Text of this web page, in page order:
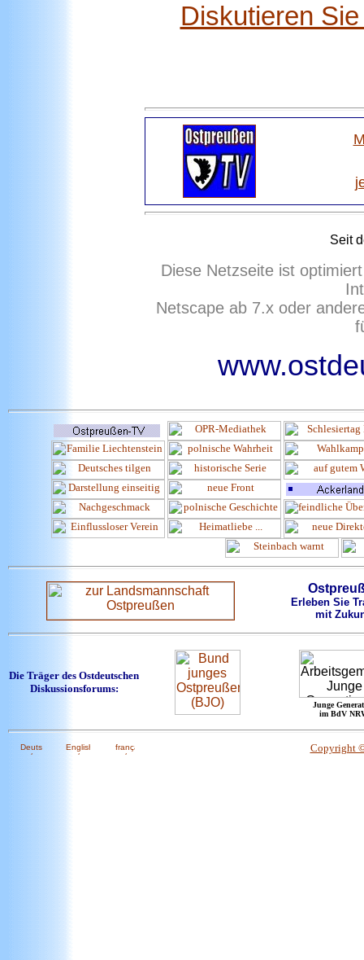
Diskutieren
Seit
Diese Netzseite ist
Netscape ab 7.x oder
Erleben Sie
mit
Die Träger des Ostdeutschen
Diskussionsforums:
Junge
im BdV
Copyright